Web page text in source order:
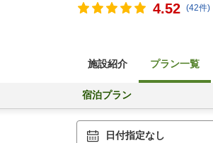
4.52 (42件)
施設紹介 プラン一覧
宿泊プラン
日付指定なし